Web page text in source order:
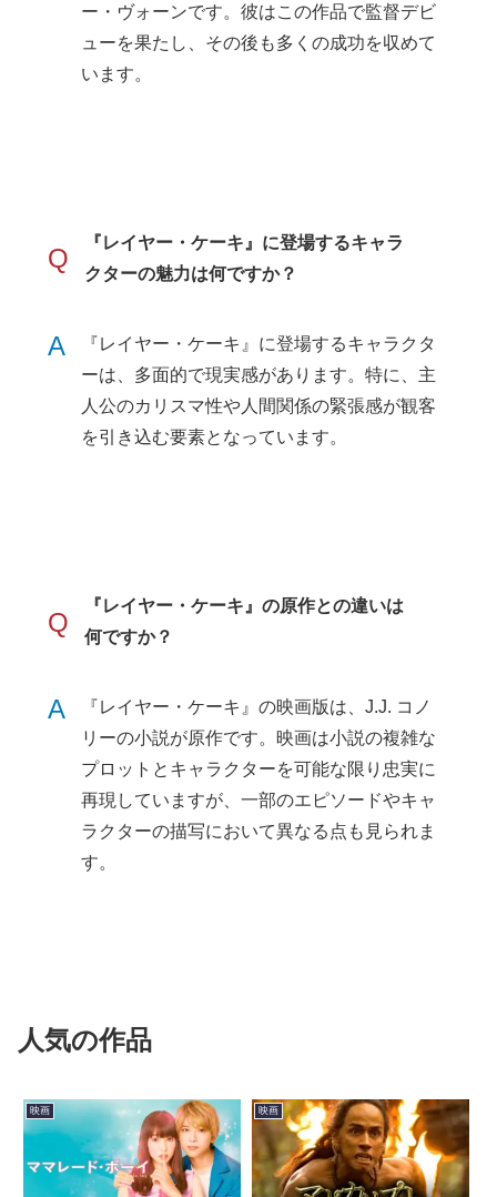
ー・ヴォーンです。彼はこの作品で監督デビ
ューを果たし、その後も多くの成功を収めて
います。
Q
『レイヤー・ケーキ』に登場するキャラ
クターの魅力は何ですか？
A
『レイヤー・ケーキ』に登場するキャラクタ
ーは、多面的で現実感があります。特に、主
人公のカリスマ性や人間関係の緊張感が観客
を引き込む要素となっています。
Q
『レイヤー・ケーキ』の原作との違いは
何ですか？
A
『レイヤー・ケーキ』の映画版は、J.J. コノ
リーの小説が原作です。映画は小説の複雑な
プロットとキャラクターを可能な限り忠実に
再現していますが、一部のエピソードやキャ
ラクターの描写において異なる点も見られま
す。
人気の作品
映画 映画